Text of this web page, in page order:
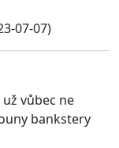
07-07)
vůbec ne
bankstery